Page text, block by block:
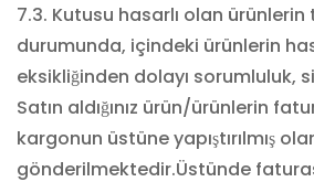
7.3. Kutusu hasarlı olan ürünlerin
durumunda, içindeki ürünlerin
eksikliğinden dolayı sorumluluk,
Satın aldığınız ürün/ürünlerin
kargonun üstüne yapıştırılmış
gönderilmektedir.Üstünde